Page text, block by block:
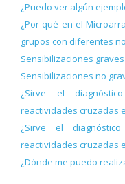
¿Puedo ver algún
¿Por qué en el
grupos con diferentes
Sensibilizaciones graves
Sensibilizaciones no
¿Sirve el
reactividades cruzadas
¿Sirve el
reactividades cruzadas
¿Dónde me puedo